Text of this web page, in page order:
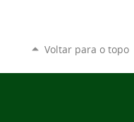
Voltar para o topo